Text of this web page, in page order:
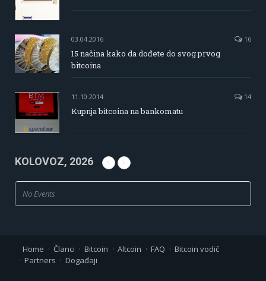
03.04.2016 16
15 načina kako da dođete do svog prvog
bitcoina
11.10.2014 14
Kupnja bitcoina na bankomatu
KOLOVOZ, 2026
No Events
Home Članci Bitcoin Altcoin FAQ
Bitcoin vodič
Partners
Događaji